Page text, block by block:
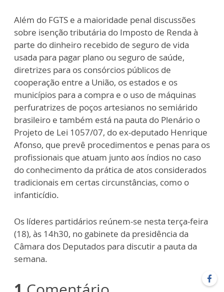
Além do FGTS e a maioridade penal discussões
sobre isenção tributária do Imposto de Renda à
parte do dinheiro recebido de seguro de vida
usada para pagar plano ou seguro de saúde,
diretrizes para os consórcios públicos de
cooperação entre a União, os estados e os
municípios para a compra e o uso de máquinas
perfuratrizes de poços artesianos no semiárido
brasileiro e também está na pauta do Plenário o
Projeto de Lei 1057/07, do ex-deputado Henrique
Afonso, que prevê procedimentos e penas para os
profissionais que atuam junto aos índios no caso
do conhecimento da prática de atos considerados
tradicionais em certas circunstâncias, como o
infanticídio.
Os líderes partidários reúnem-se nesta terça-feira
(18), às 14h30, no gabinete da presidência da
Câmara dos Deputados para discutir a pauta da
semana.